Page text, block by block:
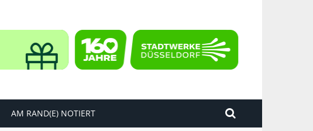
AM RAND(E) NOTIERT